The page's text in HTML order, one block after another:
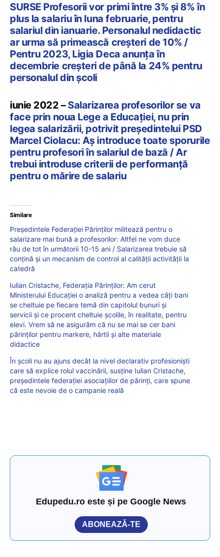
SURSE Profesorii vor primi între 3% și 8% în
plus la salariu în luna februarie, pentru
salariul din ianuarie. Personalul nedidactic
ar urma să primească creșteri de 10% /
Pentru 2023, Ligia Deca anunța în
decembrie creșteri de până la 24% pentru
personalul din școli
iunie 2022 – Salarizarea profesorilor se va
face prin noua Lege a Educației, nu prin
legea salarizării, potrivit președintelui PSD
Marcel Ciolacu: Aș introduce toate sporurile
pentru profesori în salariul de bază / Ar
trebui introduse criterii de performanţă
pentru o mărire de salariu
Similare
Președintele Federației Părinților militează pentru o
salarizare mai bună a profesorilor: Altfel ne vom duce
rău de tot în următorii 10-15 ani / Salarizarea trebuie să
conțină și un mecanism de control al calității activității la
catedră
Iulian Cristache, Federația Părinților: Am cerut
Ministerului Educației o analiză pentru a vedea câți bani
se cheltuie pe fiecare temă din capitolul bunuri și
servicii și ce procent cheltuie școlile, în realitate, pentru
elevi. Vrem să ne asigurăm că nu se mai se cer bani
părinților pentru markere, hârtii și alte materiale
didactice
În școli nu au ajuns decât la nivel declarativ profesioniști
care să explice rolul vaccinării, susține Iulian Cristache,
președintele federației asociațiilor de părinți, care spune
că este nevoie de o campanie reală
Edupedu.ro este și pe Google News
ABONEAZĂ-TE